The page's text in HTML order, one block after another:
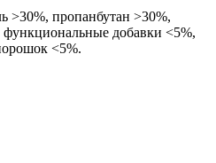
>30%, пропанбутан >30%,
функциональные добавки <5%,
<5%.